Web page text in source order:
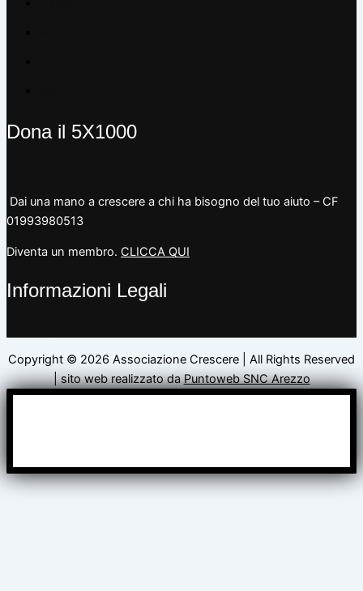
Dona il 5X1000
Dai una mano a crescere a chi ha bisogno del tuo aiuto – CF
01993980513
Diventa un membro. CLICCA QUI
Informazioni Legali
Copyright © 2026 Associazione Crescere | All Rights Reserved
| sito web realizzato daPuntoweb SNC Arezzo